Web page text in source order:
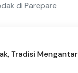
di Parepare
Tradisi Mengantar